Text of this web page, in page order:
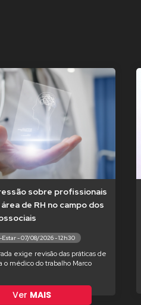
sobre profissionais
de RH no campo dos
- 07/08/2026 - 12h30
exige revisão das práticas de
o médico do trabalho Marco
Ver MAIS